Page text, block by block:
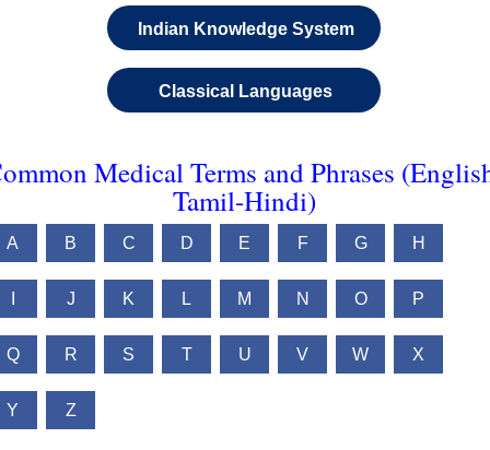
Indian Knowledge System
Classical Languages
Medical Terms and Phrases
Tamil-Hindi)
A B C D E F G H
J K L M N O P
Q R S T U V W X
Y Z